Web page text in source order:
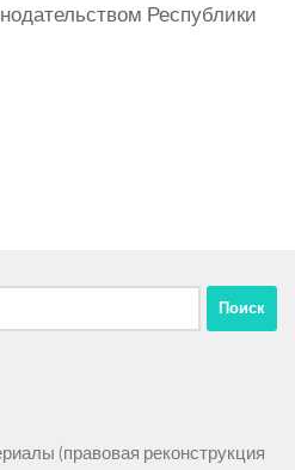
Республики
(правовая реконструкция